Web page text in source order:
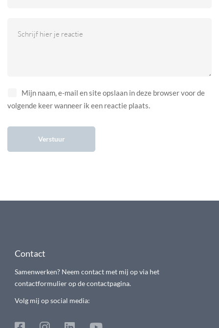
Mijn naam, e-mail en site opslaan in deze browser voor de
volgende keer wanneer ik een reactie plaats.
Contact
Samenwerken? Neem contact met mij op via het
contactformulier op de contactpagina.
Volg mij op social media: